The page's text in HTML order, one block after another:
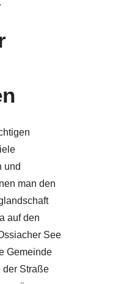
und
man den
auf den
See
Gemeinde
der Straße